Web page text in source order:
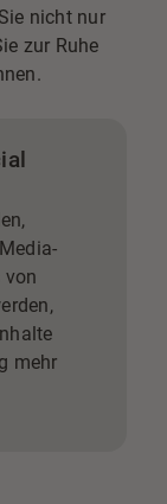
nicht nur
zur Ruhe
von
mehr